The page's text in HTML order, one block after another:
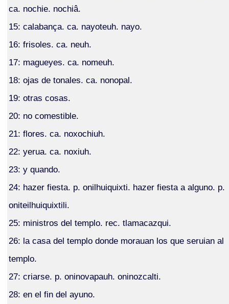
ca. nochie. nochiâ.
15: calabança. ca. nayoteuh. nayo.
16: frisoles. ca. neuh.
17: magueyes. ca. nomeuh.
18: ojas de tonales. ca. nonopal.
19: otras cosas.
20: no comestible.
21: flores. ca. noxochiuh.
22: yerua. ca. noxiuh.
23: y quando.
24: hazer fiesta. p. onilhuiquixti. hazer fiesta a alguno. p.
oniteilhuiquixtili.
25: ministros del templo. rec. tlamacazqui.
26: la casa del templo donde morauan los que seruian al
templo.
27: criarse. p. oninovapauh. oninozcalti.
28: en el fin del ayuno.